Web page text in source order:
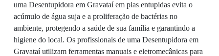
uma Desentupidora em Gravataí em pias entupidas evita o
acúmulo de água suja e a proliferação de bactérias no
ambiente, protegendo a saúde de sua família e garantindo a
higiene do local. Os profissionais de uma Desentupidora em
Gravataí utilizam ferramentas manuais e eletromecânicas para